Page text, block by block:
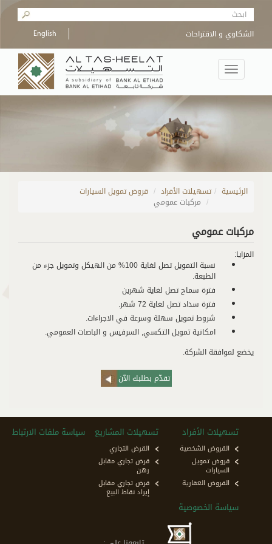
Skip to main content
Search form
English الشكاوي و الاقتراحات
Toggle
navigation
الرئيسية / تسهيلات الأفراد
قروض تمويل السيارات
مركبات عمومي
مركبات عمومي
المزايا:
نسبة التمويل تصل لغاية 100% من الهيكل وتمويل جزء من
الطبعة.
فترة سماح تصل لغاية شهرين
فترة سداد تصل لغاية 72 شهر.
شروط تمويل سهلة وسرعة في الاجراءات.
امكانية تمويل التكسي, السرفيس و الباصات العمومي.
يخضع لموافقة الشركة.
تقدّم بطلبك الآن
تسهيلات الأفراد
القروض الشخصية
قروض تمويل
السيارات
القروض العقارية
تسهيلات المشاريع
القرض التجاري
قرض تجاري مقابل
رهن
قرض تجاري مقابل
إيراد نقاط البيع
سياسة الخصوصية
سياسة ملفات الارتباط